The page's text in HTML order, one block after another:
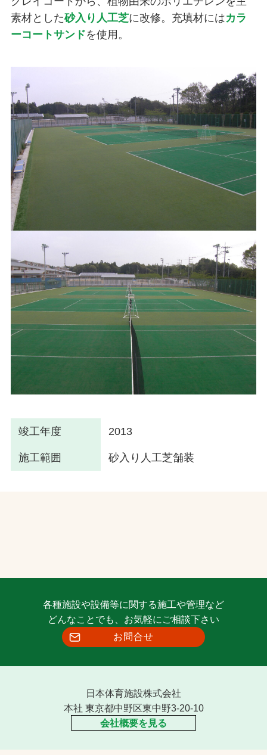
素材とした砂入り人工芝に改修。充填材にはカラ
ーコートサンドを使用。
竣工年度 2013
施工範囲 砂入り人工芝舗装
各種施設や設備等に関する施工や管理など
どんなことでも、お気軽にご相談下さい
お問合せ
日本体育施設株式会社
本社 東京都中野区東中野3-20-10
会社概要を見る